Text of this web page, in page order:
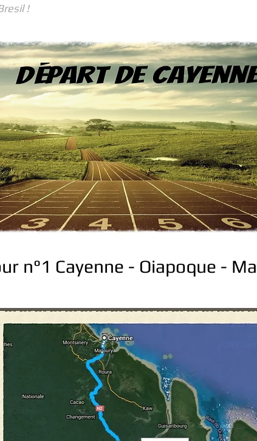
!
n°1 Cayenne - Oiapoque -